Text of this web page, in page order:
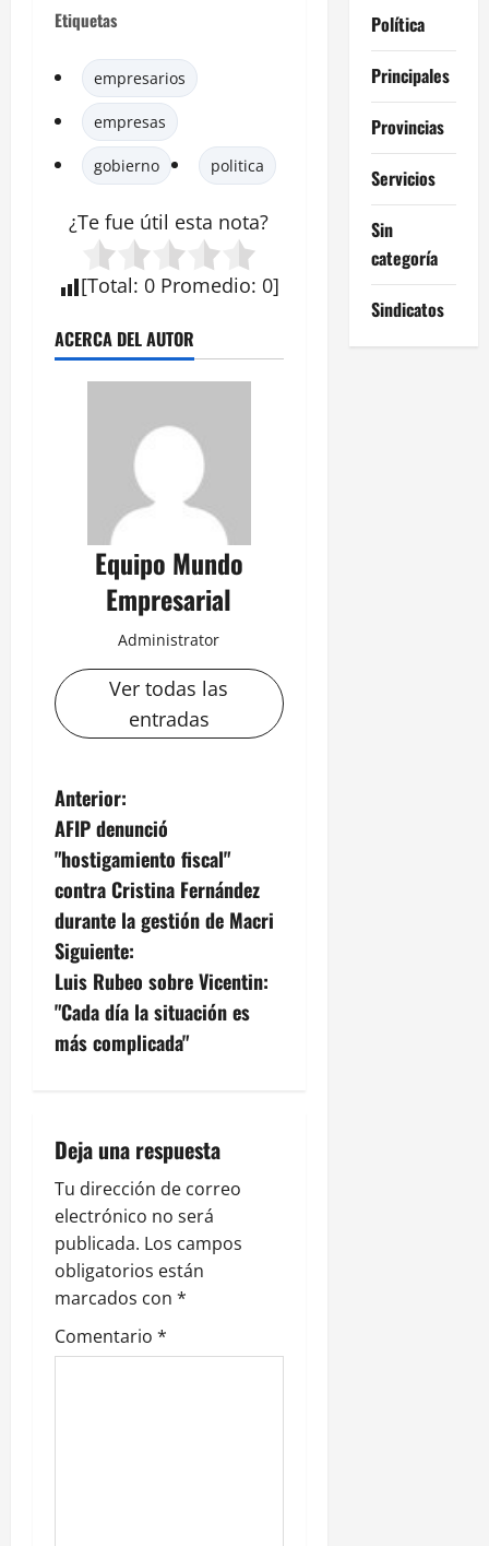
Etiquetas
empresarios
empresas
gobierno politica
¿Te fue útil esta nota?
[Total: 0 Promedio: 0]
ACERCA DEL AUTOR
Equipo Mundo
Empresarial
Administrator
Ver todas las
entradas
N
a
v
e
g
a
ó
n
d
e
e
Anterior:
AFIP denunció
"hostigamiento fiscal"
contra Cristina Fernández
durante la gestión de Macri
Siguiente:
Luis Rubeo sobre Vicentin:
"Cada día la situación es
más complicada"
Deja una respuesta
Tu dirección de correo
electrónico no será
publicada. Los campos
obligatorios están
marcados con *
Comentario *
Política
Principales
Provincias
Servicios
Sin
categoría
Sindicatos